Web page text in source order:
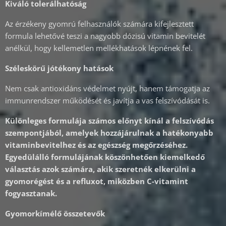
Kiváló tolerálhatóság
Az érzékeny gyomrú felhasználók számára kifejlesztett
formula lehetővé teszi a nagyobb dózisú vitamin bevitelét
anélkül, hogy kellemetlen mellékhatások lépnének fel.
Széleskörű jótékony hatások
Nem csak antioxidáns védelmet nyújt, hanem támogatja az
immunrendszer működését és javítja a vas felszívódását is.
Különleges formulája számos előnyt kínál a felszívódás
szempontjából, amelyek hozzájárulnak a hatékonyabb
vitaminbevitelhez és az egészség megőrzéséhez.
Egyedülálló formulájának köszönhetően kiemelkedő
választás azok számára, akik szeretnék elkerülni a
gyomorégést és a refluxot, miközben C-vitamint
fogyasztanak.
Gyomorkímélő összetevők